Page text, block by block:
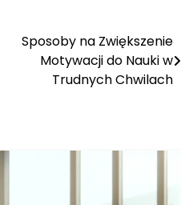
Sposoby na Zwiększenie
Motywacji do Nauki w
Trudnych Chwilach